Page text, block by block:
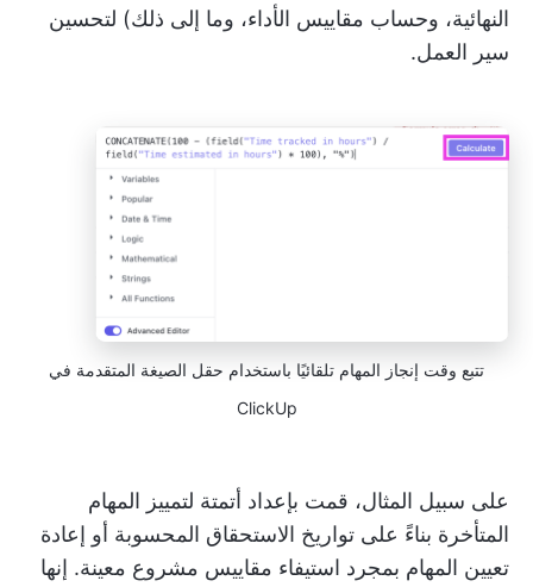
النهائية، وحساب مقاييس الأداء، وما إلى ذلك) لتحسين
سير العمل.
تتبع وقت إنجاز المهام تلقائيًا باستخدام حقل الصيغة المتقدمة في
ClickUp
على سبيل المثال، قمت بإعداد أتمتة لتمييز المهام
المتأخرة بناءً على تواريخ الاستحقاق المحسوبة أو إعادة
تعيين المهام بمجرد استيفاء مقاييس مشروع معينة. إنها